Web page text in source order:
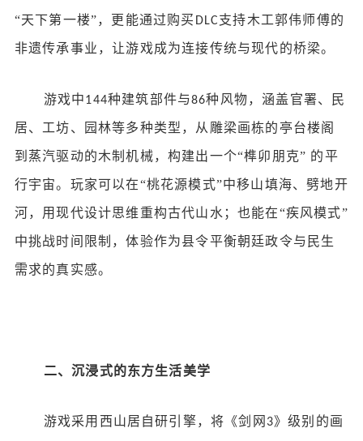
“天下第一楼”，更能通过购买 DLC支持木工郭伟师傅的
非遗传承事业，让游戏成为连接传统与现代的桥梁。
游戏中144种建筑部件与86种风物，涵盖官署、民
居、工坊、园林等多种类型，从雕梁画栋的亭台楼阁
到蒸汽驱动的木制机械，构建出一个“榫卯朋克” 的平
行宇宙。玩家可以在“桃花源模式”中移山填海、劈地开
河，用现代设计思维重构古代山水；也能在“疾风模式”
中挑战时间限制，体验作为县令平衡朝廷政令与民生
需求的真实感。
二、沉浸式的东方生活美学
游戏采用西山居自研引擎，将《剑网 3》级别的画